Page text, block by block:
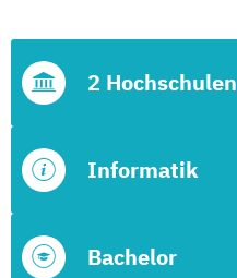
Bachelor
Informatik
2 Hochschulen